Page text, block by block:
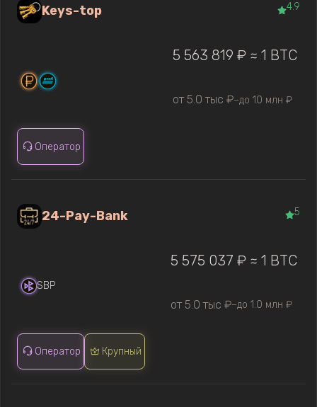
Keys-top 4.9
5 563 819 ₽ ≈ 1 BTC
от 5.0 тыс ₽—до 10 млн ₽
Оператор
24-Pay-Bank 5
SBP
5 575 037 ₽ ≈ 1 BTC
от 5.0 тыс ₽—до 1.0 млн ₽
Оператор Крупный